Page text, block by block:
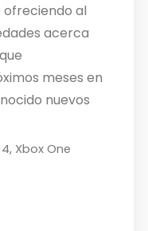
ofreciendo al
acerca
meses en
nuevos
Monster
World
4 el
4, Xbox One